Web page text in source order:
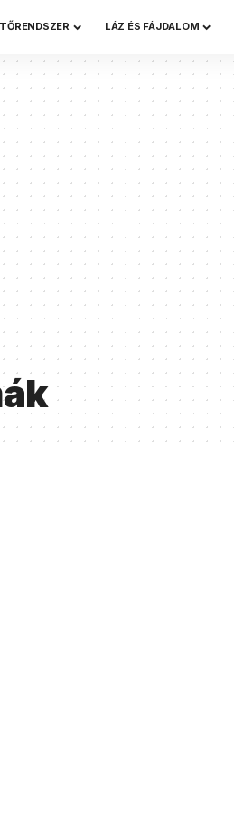
LÁZ ÉS FÁJDALOM